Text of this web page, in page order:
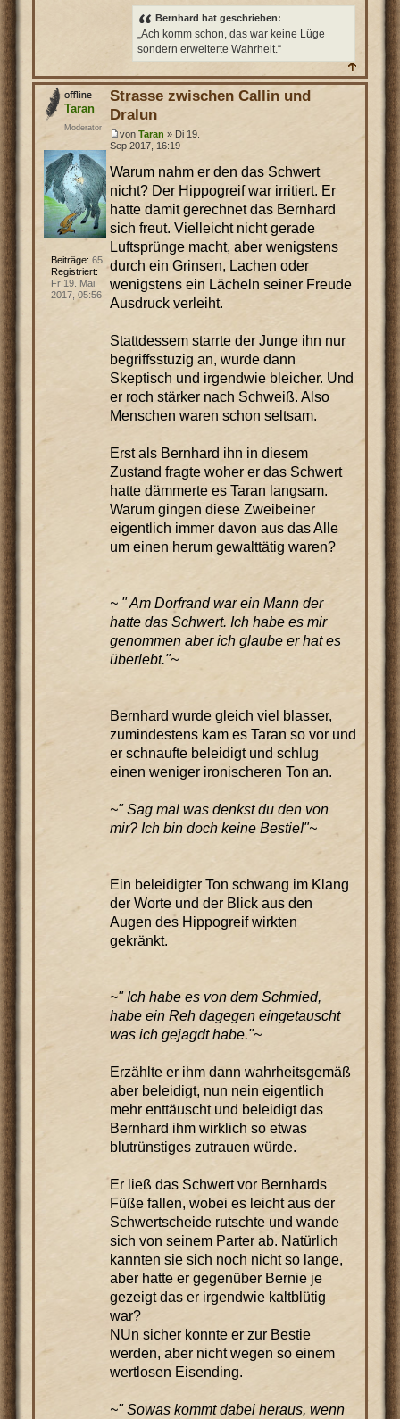
Bernhard hat geschrieben:
„Ach komm schon, das war keine Lüge
sondern erweiterte Wahrheit.“
Strasse zwischen Callin und
Dralun
von Taran » Di 19.
Sep 2017, 16:19
Warum nahm er den das Schwert
nicht? Der Hippogreif war irritiert. Er
hatte damit gerechnet das Bernhard
sich freut. Vielleicht nicht gerade
Luftsprünge macht, aber wenigstens
durch ein Grinsen, Lachen oder
wenigstens ein Lächeln seiner Freude
Ausdruck verleiht.
Stattdessem starrte der Junge ihn nur
begriffsstuzig an, wurde dann
Skeptisch und irgendwie bleicher. Und
er roch stärker nach Schweiß. Also
Menschen waren schon seltsam.
Erst als Bernhard ihn in diesem
Zustand fragte woher er das Schwert
hatte dämmerte es Taran langsam.
Warum gingen diese Zweibeiner
eigentlich immer davon aus das Alle
um einen herum gewalttätig waren?
~ " Am Dorfrand war ein Mann der
hatte das Schwert. Ich habe es mir
genommen aber ich glaube er hat es
überlebt."~
Bernhard wurde gleich viel blasser,
zumindestens kam es Taran so vor und
er schnaufte beleidigt und schlug
einen weniger ironischeren Ton an.
~" Sag mal was denkst du den von
mir? Ich bin doch keine Bestie!"~
Ein beleidigter Ton schwang im Klang
der Worte und der Blick aus den
Augen des Hippogreif wirkten
gekränkt.
~" Ich habe es von dem Schmied,
habe ein Reh dagegen eingetauscht
was ich gejagdt habe."~
Erzählte er ihm dann wahrheitsgemäß
aber beleidigt, nun nein eigentlich
mehr enttäuscht und beleidigt das
Bernhard ihm wirklich so etwas
blutrünstiges zutrauen würde.
Er ließ das Schwert vor Bernhards
Füße fallen, wobei es leicht aus der
Schwertscheide rutschte und wande
sich von seinem Parter ab. Natürlich
kannten sie sich noch nicht so lange,
aber hatte er gegenüber Bernie je
gezeigt das er irgendwie kaltblütig
war?
NUn sicher konnte er zur Bestie
werden, aber nicht wegen so einem
wertlosen Eisending.
~" Sowas kommt dabei heraus, wenn
Taran
Moderator
Beiträge: 65
Registriert:
Fr 19. Mai
2017, 05:56